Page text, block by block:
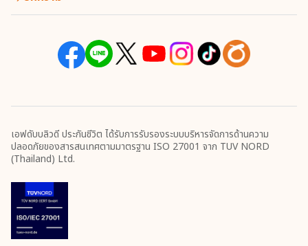
เอฟดับบลิวดี ประกันชีวิต ได้รับการรับรองระบบบริหารจัดการด้านความ
ปลอดภัยของสารสนเทศตามมาตรฐาน ISO 27001 จาก TUV NORD
(Thailand) Ltd.